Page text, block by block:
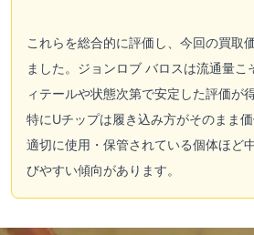
これらを総合的に評価し、今回の買取
ました。ジョンロブ バロスは流通量こ
ィテールや状態次第で安定した評価が
特にUチップは履き込み方がそのまま価
適切に使用・保管されている個体ほど
びやすい傾向があります。